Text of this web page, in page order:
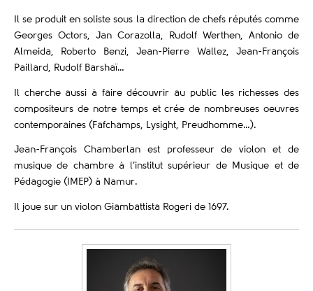
Il se produit en soliste sous la direction de chefs réputés comme
Georges Octors, Jan Corazolla, Rudolf Werthen, Antonio de
Almeida, Roberto Benzi, Jean-Pierre Wallez, Jean-François
Paillard, Rudolf Barshaï…
Il cherche aussi à faire découvrir au public les richesses des
compositeurs de notre temps et crée de nombreuses oeuvres
contemporaines (Fafchamps, Lysight, Preudhomme…).
Jean-François Chamberlan est professeur de violon et de
musique de chambre à l’institut supérieur de Musique et de
Pédagogie (IMEP) à Namur.
Il joue sur un violon Giambattista Rogeri de 1697.